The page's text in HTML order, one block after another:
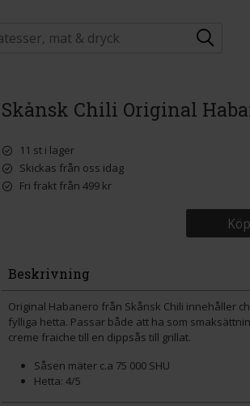
Skånsk Chili Original
11 st i lager
Skickas från oss idag
Fri frakt från 499 kr
Köp
Beskrivning
Original Habanero från Skånsk Chili innehåller
fylliga hetta. Passar både att ha som
creme fraiche till en dippsås till grillat.
Såsen mäter c.a 75 000 SHU
Hetta: 4/5